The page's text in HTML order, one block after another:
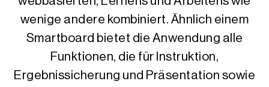
wenige andere kombiniert. Ähnlich einem
Smartboard bietet die Anwendung alle
Funktionen, die für Instruktion,
Ergebnissicherung und Präsentation sowie